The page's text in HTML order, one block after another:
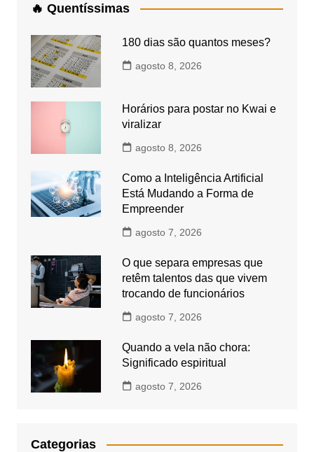
🔥 Quentíssimas
180 dias são quantos meses?
agosto 8, 2026
Horários para postar no Kwai e
viralizar
agosto 8, 2026
Como a Inteligência Artificial
Está Mudando a Forma de
Empreender
agosto 7, 2026
O que separa empresas que
retêm talentos das que vivem
trocando de funcionários
agosto 7, 2026
Quando a vela não chora:
Significado espiritual
agosto 7, 2026
Categorias